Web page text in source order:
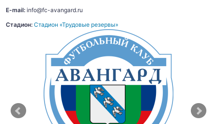
E-mail: info@fc-avangard.ru
Стадион: Стадион «Трудовые резервы»